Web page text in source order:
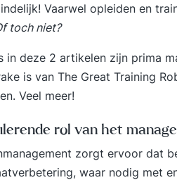
Vaarwel opleiden en
toch niet?
in deze 2 artikelen zijn prima
is van The Great Training
Veel meer!
rol van het
zorgt ervoor dat
waar nodig met